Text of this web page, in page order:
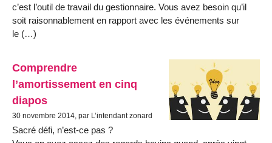
c’est l’outil de travail du gestionnaire. Vous avez besoin qu’il
soit raisonnablement en rapport avec les événements sur
le (…)
Comprendre
l’amortissement en cinq
diapos
30 novembre 2014, par L’intendant zonard
Sacré défi, n’est-ce pas ?